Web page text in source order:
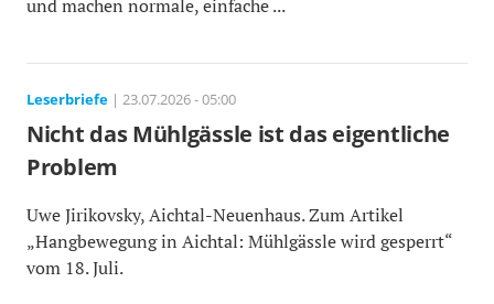
und machen normale, einfache ...
Leserbriefe | 23.07.2026 - 05:00
Nicht das Mühlgässle ist das eigentliche
Problem
Uwe Jirikovsky, Aichtal-Neuenhaus. Zum Artikel
„Hangbewegung in Aichtal: Mühlgässle wird gesperrt“
vom 18. Juli.